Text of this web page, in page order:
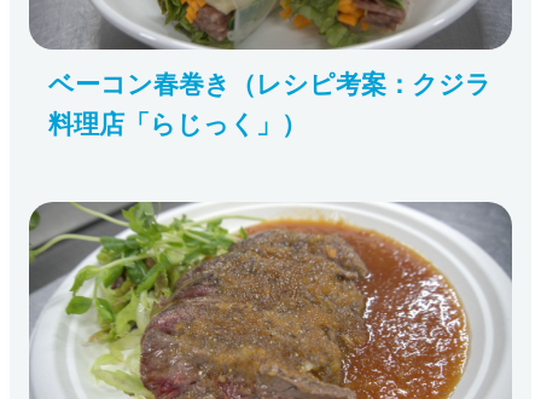
ベーコン春巻き（レシピ考案：クジラ
料理店「らじっく」）